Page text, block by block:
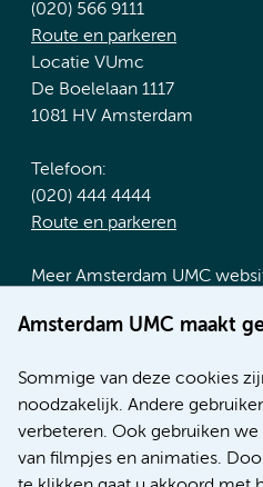
Amsterdam UMC maakt
Sommige van deze cookies
noodzakelijk. Andere
verbeteren. Ook gebruiken
van filmpjes en animaties.
(020) 566 9111
Route en parkeren
Locatie VUmc
De Boelelaan 1117
1081 HV Amsterdam
Telefoon:
(020) 444 4444
Route en parkeren
Meer Amsterdam UMC
Werken bij Amsterdam UMC
Nieuws
Research
Educatie locatie AMC
Educatie locatie VUmc